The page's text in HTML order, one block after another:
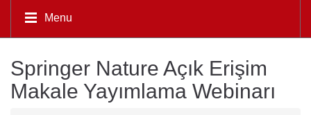
Menu
Springer Nature Açık Erişim
Makale Yayımlama Webinarı